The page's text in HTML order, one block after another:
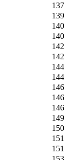
137
139
140
140
142
142
144
144
146
146
146
149
150
151
151